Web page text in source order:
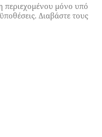
περιεχομένου μόνο υπό
Διαβάστε τους